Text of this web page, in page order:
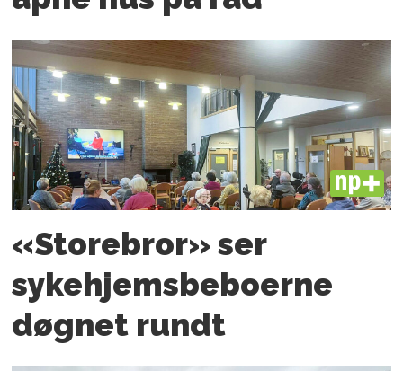
PLUS
«Storebror» ser
sykehjemsbeboerne
døgnet rundt